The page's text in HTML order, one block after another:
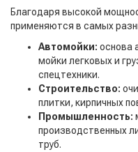
Благодаря высокой
применяются в самых
Автомойки: основа
мойки легковых и
спецтехники.
Строительство:
плитки, кирпичных
Промышленность:
производственных
труб.